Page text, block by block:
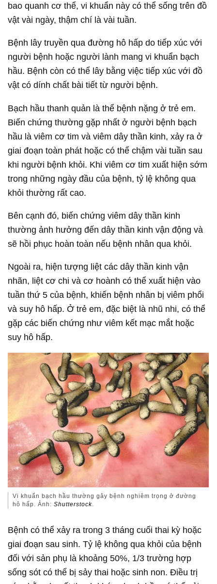
bao quanh cơ thể, vi khuẩn này có thể sống trên đồ
vật vài ngày, thậm chí là vài tuần.
Bệnh lây truyền qua đường hô hấp do tiếp xúc với
người bệnh hoặc người lành mang vi khuẩn bạch
hầu. Bệnh còn có thể lây bằng việc tiếp xúc với đồ
vật có dính chất bài tiết từ người bệnh.
Bạch hầu thanh quản là thể bệnh nặng ở trẻ em.
Biến chứng thường gặp nhất ở người bệnh bạch
hầu là viêm cơ tim và viêm dây thần kinh, xảy ra ở
giai đoạn toàn phát hoặc có thể chậm vài tuần sau
khi người bệnh khỏi. Khi viêm cơ tim xuất hiện sớm
trong những ngày đầu của bệnh, tỷ lệ không qua
khỏi thường rất cao.
Bên cạnh đó, biến chứng viêm dây thần kinh
thường ảnh hưởng đến dây thần kinh vận động và
sẽ hồi phục hoàn toàn nếu bệnh nhân qua khỏi.
Ngoài ra, hiện tượng liệt các dây thần kinh vận
nhãn, liệt cơ chi và cơ hoành có thể xuất hiện vào
tuần thứ 5 của bệnh, khiến bệnh nhân bị viêm phổi
và suy hô hấp. Ở trẻ em, đặc biệt là nhũ nhi, có thể
gặp các biến chứng như viêm kết mạc mắt hoặc
suy hô hấp.
Vi khuẩn bạch hầu thường gây bệnh nghiêm trọng ở đường
hô hấp. Ảnh:Shutterstock.
Bệnh có thể xảy ra trong 3 tháng cuối thai kỳ hoặc
giai đoạn sau sinh. Tỷ lệ không qua khỏi của bệnh
đối với sản phụ là khoảng 50%, 1/3 trường hợp
sống sót có thể bị sảy thai hoặc sinh non. Điều trị